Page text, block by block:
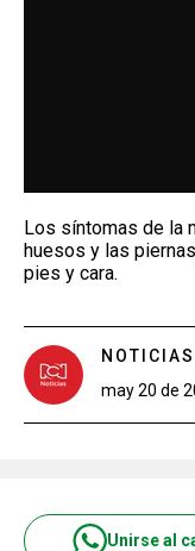
Los síntomas de la
huesos y las
pies y cara.
may 20 de
Unirse al